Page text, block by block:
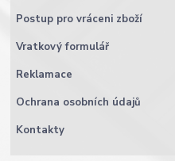
Postup pro vráceni zboží
Vratkový formulář
Reklamace
Ochrana osobních údajů
Kontakty